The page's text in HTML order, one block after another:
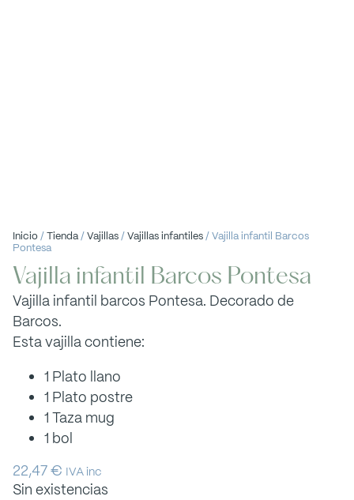
Inicio/Tienda/Vajillas/Vajillas infantiles/ Vajilla infantil Barcos
Pontesa
Vajilla infantil Barcos Pontesa
Vajilla infantil barcos Pontesa. Decorado de
Barcos.
Esta vajilla contiene:
1 Plato llano
1 Plato postre
1 Taza mug
1 bol
22,47€ IVA inc
Sin existencias